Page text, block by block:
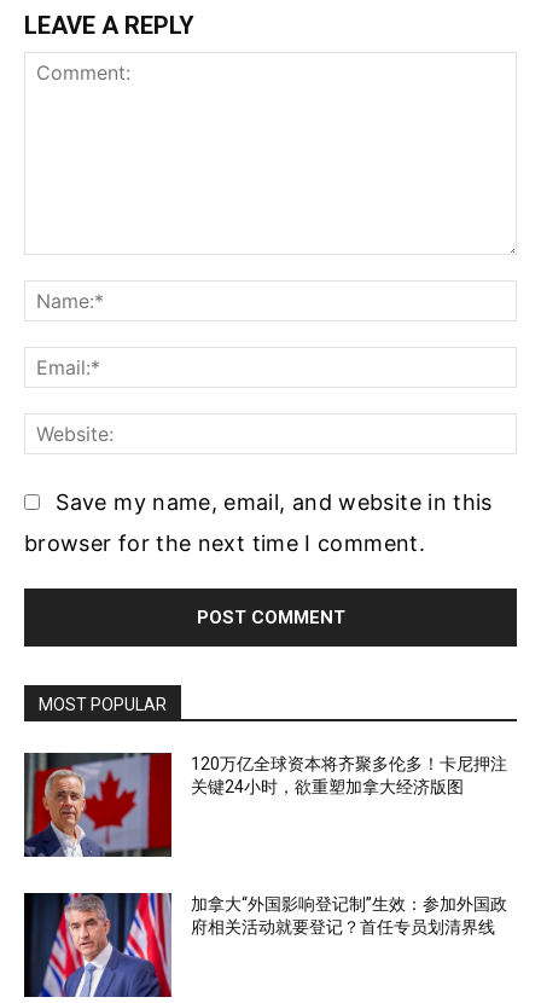
LEAVE A REPLY
Save my name, email, and website in this
browser for the next time I comment.
MOST POPULAR
120万亿全球资本将齐聚多伦多！卡尼押注
关键24小时，欲重塑加拿大经济版图
加拿大“外国影响登记制”生效：参加外国政
府相关活动就要登记？首任专员划清界线